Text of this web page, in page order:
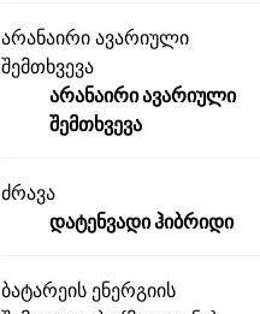
არანაირი ავარიული
შემთხვევა
არანაირი ავარიული
შემთხვევა
ძრავა
დატენვადი ჰიბრიდი
ბატარეის ენერგიის